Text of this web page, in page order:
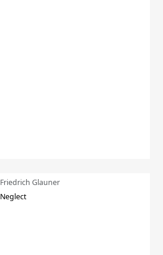
Friedrich Glauner
Neglect